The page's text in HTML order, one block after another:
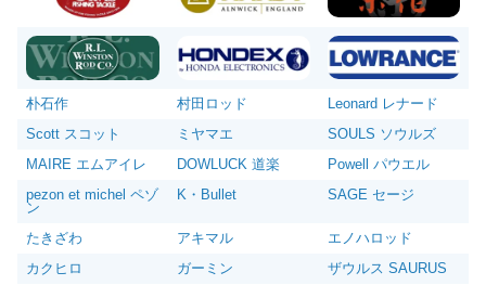
朴石作 村田ロッド
Leonard レナード
Scott スコット
ミヤマエ
SOULS ソウルズ
MAIRE エムアイレ
DOWLUCK 道楽
Powell パウエル
pezon et michel ペゾ
ン
K・Bullet SAGE セージ
たきざわ アキマル
エノハロッド
カクヒロ
ガーミン
ザウルス SAURUS